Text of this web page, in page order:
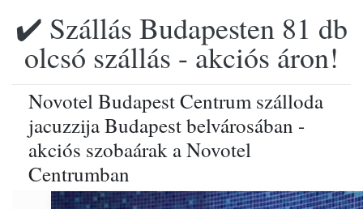
✔️ Szállás Budapesten 81 db
olcsó szállás - akciós áron!
Novotel Budapest Centrum szálloda
jacuzzija Budapest belvárosában -
akciós szobaárak a Novotel
Centrumban